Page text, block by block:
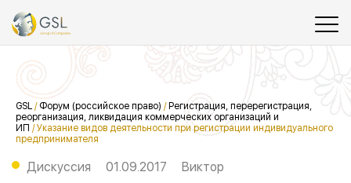
GSL / Форум (российское право) / Регистрация, перерегистрация,
реорганизация, ликвидация коммерческих организаций и
ИП /Указание видов деятельности при регистрации индивидуального
предпринимателя
Дискуссия 01.09.2017 Виктор